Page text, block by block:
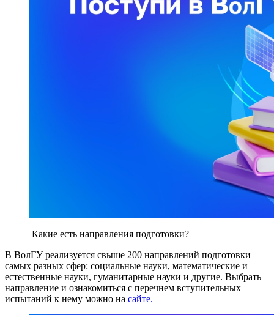
Какие есть направления подготовки?
В ВолГУ реализуется свыше 200 направлений подготовки
самых разных сфер: социальные науки, математические и
естественные науки, гуманитарные науки и другие. Выбрать
направление и ознакомиться с перечнем вступительных
испытаний к нему можно на сайте.